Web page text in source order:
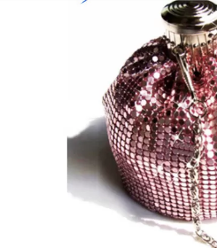
PRODUITS